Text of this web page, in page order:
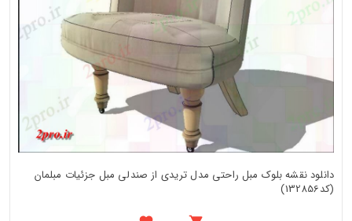
دانلود نقشه بلوک مبل راحتی مدل تریدی از صندلی مبل جزئیات مبلمان
(کد132856)